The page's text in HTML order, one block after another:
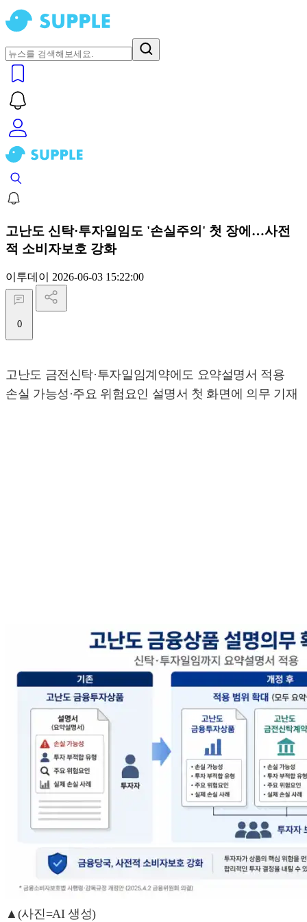
고난도 신탁·투자일임도 '손실주의' 첫 장에…사전
적 소비자보호 강화
이투데이 2026-06-03 15:22:00
0
고난도 금전신탁·투자일임계약에도 요약설명서 적용
손실 가능성·주요 위험요인 설명서 첫 화면에 의무 기재
▲(사진=AI 생성)